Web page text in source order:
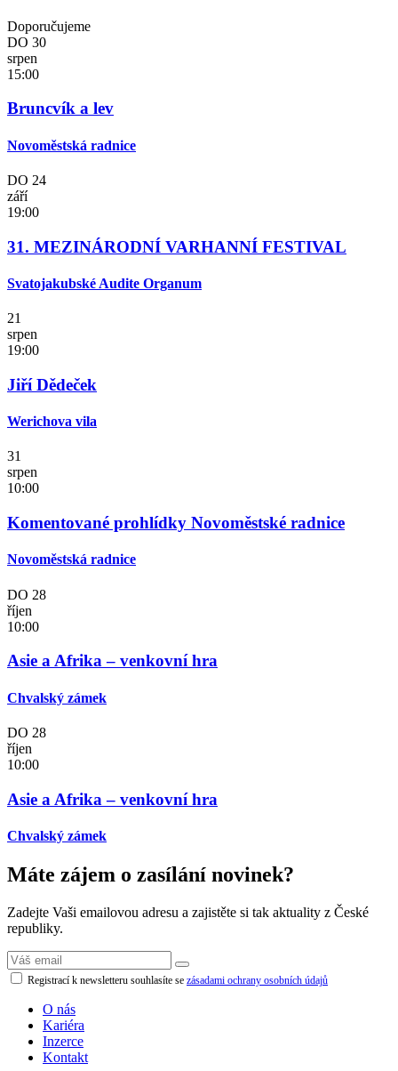
Doporučujeme
DO 30
srpen
15:00
Bruncvík a lev
Novoměstská radnice
DO 24
září
19:00
31. MEZINÁRODNÍ VARHANNÍ FESTIVAL
Svatojakubské Audite Organum
21
srpen
19:00
Jiří Dědeček
Werichova vila
31
srpen
10:00
Komentované prohlídky Novoměstské radnice
Novoměstská radnice
DO 28
říjen
10:00
Asie a Afrika – venkovní hra
Chvalský zámek
DO 28
říjen
10:00
Asie a Afrika – venkovní hra
Chvalský zámek
Máte zájem o zasílání novinek?
Zadejte Vaši emailovou adresu a zajistěte si tak aktuality z České
republiky.
Registrací k newsletteru souhlasíte se zásadami ochrany osobních údajů
O nás
Kariéra
Inzerce
Kontakt